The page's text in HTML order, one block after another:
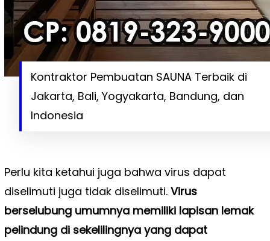
Kontraktor Pembuatan SAUNA Terbaik di
Jakarta, Bali, Yogyakarta, Bandung, dan
Indonesia
Perlu kita ketahui juga bahwa virus dapat
diselimuti juga tidak diselimuti. Virus
berselubung umumnya memiliki lapisan lemak
pelindung di sekelilingnya yang dapat